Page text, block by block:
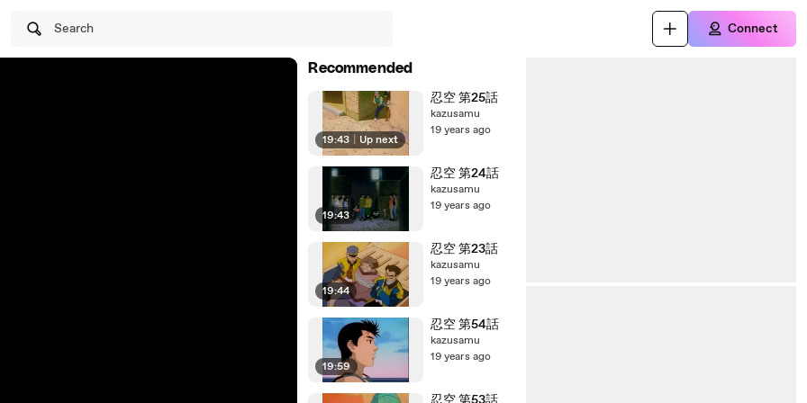
Search Connect
Recommended
19:43 Up next
忍空 第25話
kazusamu
19 years ago
19:43
忍空 第24話
kazusamu
19 years ago
19:44
忍空 第23話
kazusamu
19 years ago
19:59
忍空 第54話
kazusamu
19 years ago